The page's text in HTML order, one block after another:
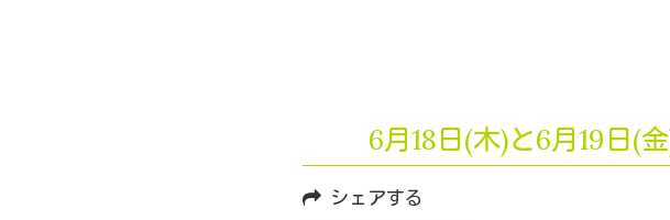
6月18日(木)と6月19日(
シェアする